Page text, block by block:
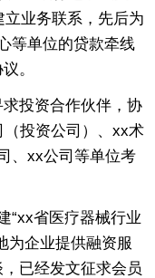
业务联系，先后为
等单位的贷款牵线
。
投资合作伙伴，协
投资公司）、xx术
、xx公司等单位考
省医疗器械行业
为企业提供融资服
已经发文征求会员